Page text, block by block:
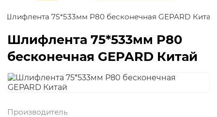
Шлифлента 75*533мм Р80 бесконечная GEPARD Китай
Шлифлента 75*533мм Р80
бесконечная GEPARD Китай
Производитель